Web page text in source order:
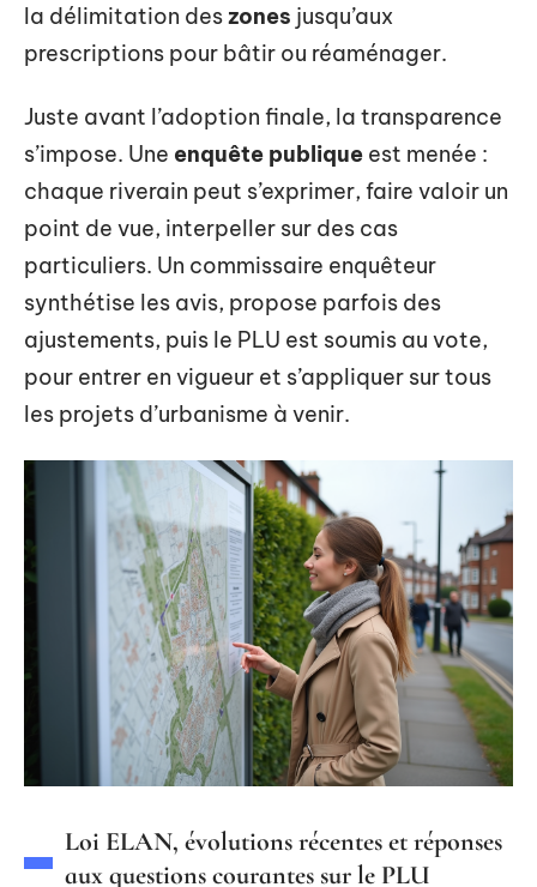
la délimitation deszones jusqu’aux
prescriptions pour bâtir ou réaménager.
Juste avant l’adoption finale, la transparence
s’impose. Une enquête publique est menée :
chaque riverain peut s’exprimer, faire valoir un
point de vue, interpeller sur des cas
particuliers. Un commissaire enquêteur
synthétise les avis, propose parfois des
ajustements, puis le PLU est soumis au vote,
pour entrer en vigueur et s’appliquer sur tous
les projets d’urbanisme à venir.
Loi ELAN, évolutions récentes et réponses
aux questions courantes sur le PLU